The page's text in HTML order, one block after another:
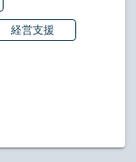
経営支援